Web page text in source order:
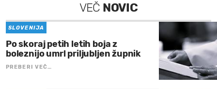
VEČ NOVIC
SLOVENIJA
Po skoraj petih letih boja z
boleznijo umrl priljubljen župnik
PREBERI VEČ…